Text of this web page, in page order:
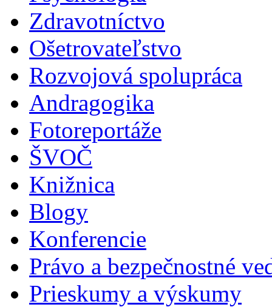
Zdravotníctvo
Ošetrovateľstvo
Rozvojová spolupráca
Andragogika
Fotoreportáže
ŠVOČ
Knižnica
Blogy
Konferencie
Právo a bezpečnostné
Prieskumy a výskumy